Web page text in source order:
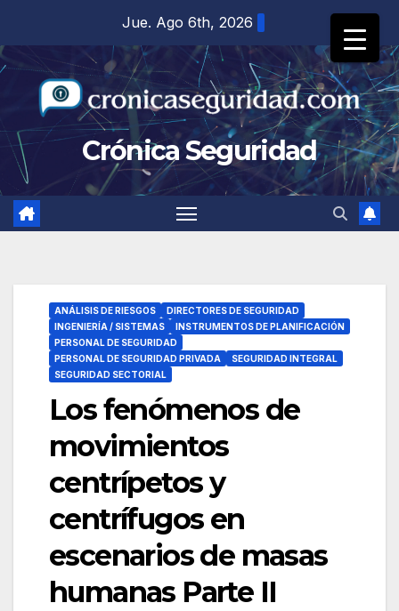
contenido
Jue. Ago 6th, 2026
Crónica Seguridad
ANÁLISIS DE RIESGOS
DIRECTORES DE SEGURIDAD
INGENIERÍA / SISTEMAS
INSTRUMENTOS DE PLANIFICACIÓN
PERSONAL DE SEGURIDAD
PERSONAL DE SEGURIDAD PRIVADA
SEGURIDAD INTEGRAL
SEGURIDAD SECTORIAL
Los fenómenos de
movimientos
centrípetos y
centrífugos en
escenarios de masas
humanas Parte II